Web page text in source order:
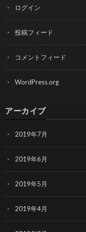
ログイン
投稿フィード
コメントフィード
WordPress.org
アーカイブ
2019年7月
2019年6月
2019年5月
2019年4月